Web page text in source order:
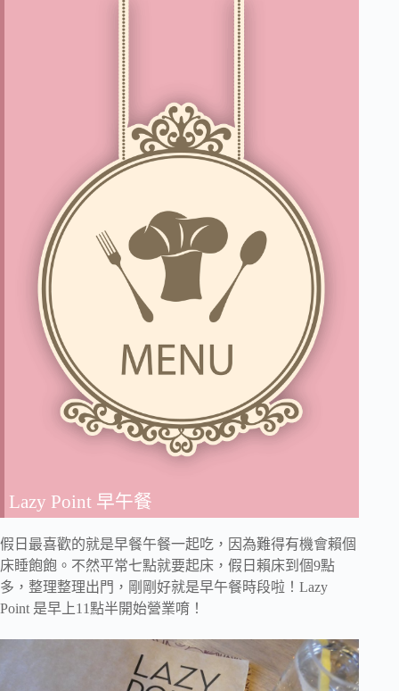
Lazy Point 早午餐
假日最喜歡的就是早餐午餐一起吃，因為難得有機會賴個
床睡飽飽。不然平常七點就要起床，假日賴床到個9點
多，整理整理出門，剛剛好就是早午餐時段啦！Lazy
Point 是早上11點半開始營業唷！